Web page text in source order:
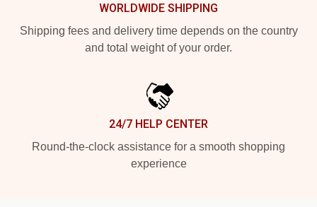
WORLDWIDE SHIPPING
Shipping fees and delivery time depends on the country
and total weight of your order.
24/7 HELP CENTER
Round-the-clock assistance for a smooth shopping
experience